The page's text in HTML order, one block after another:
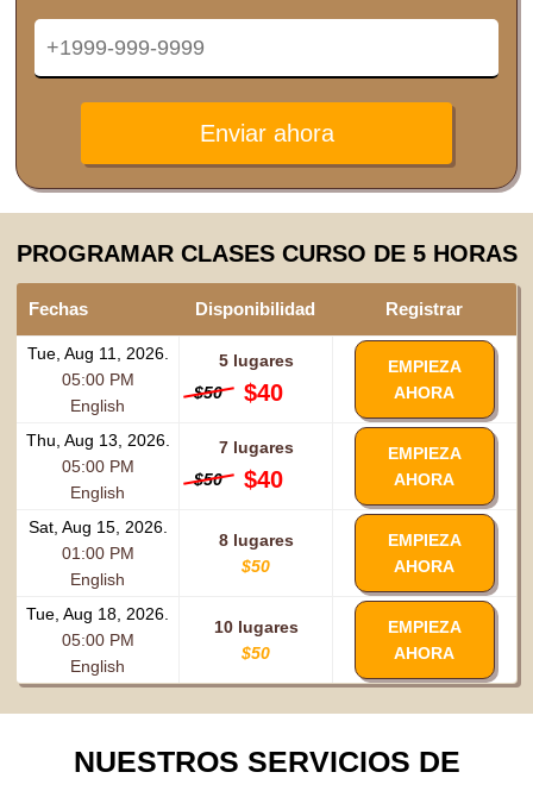
Enviar ahora
PROGRAMAR CLASES CURSO DE 5 HORAS
Fechas Disponibilidad Registrar
Tue, Aug 11, 2026.
05:00 PM
English
5 lugares
$50
$40
EMPIEZA
AHORA
Thu, Aug 13, 2026.
05:00 PM
English
7 lugares
$50
$40
EMPIEZA
AHORA
Sat, Aug 15, 2026.
01:00 PM
English
8 lugares
$50
EMPIEZA
AHORA
Tue, Aug 18, 2026.
05:00 PM
English
10 lugares
$50
EMPIEZA
AHORA
NUESTROS SERVICIOS DE